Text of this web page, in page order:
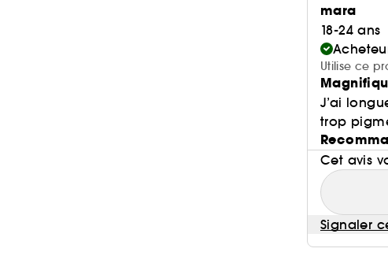
mara
18-24 ans
Utilise ce
J’ai
trop
Cet avis
Signaler